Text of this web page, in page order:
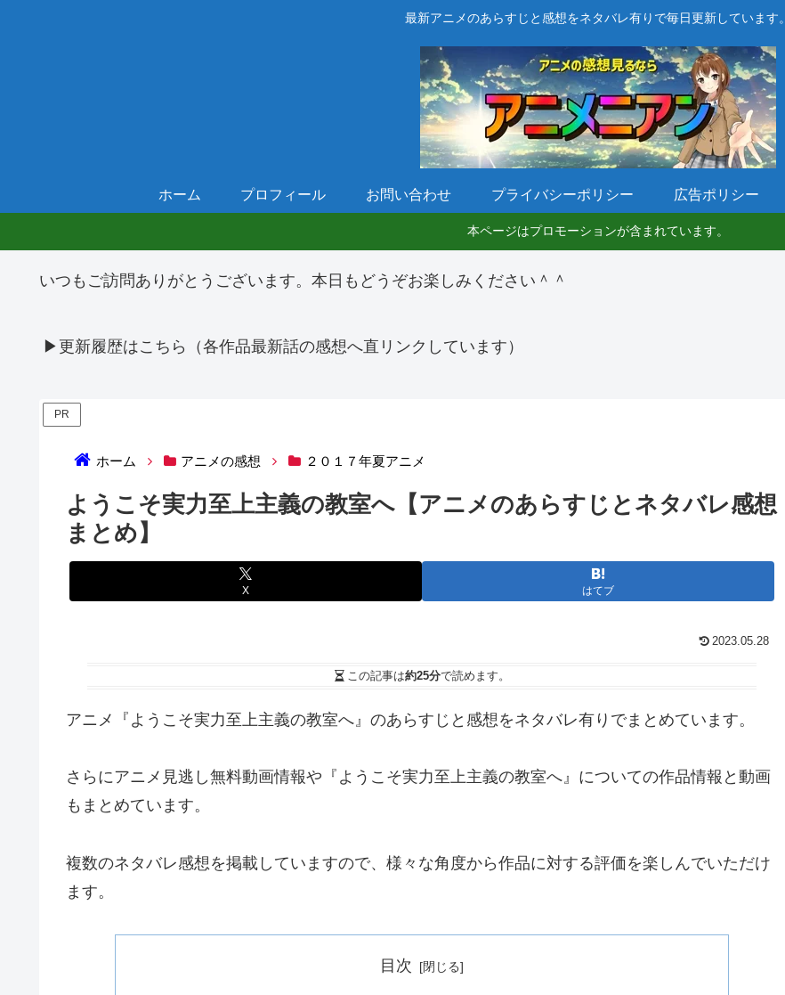
最新アニメのあらすじと感想をネタバレ有りで毎日更新しています。
ホーム プロフィール お問い合わせ プライバシーポリシー 広告ポリシー
本ページはプロモーションが含まれています。
いつもご訪問ありがとうございます。本日もどうぞお楽しみください＾＾
▶更新履歴はこちら（各作品最新話の感想へ直リンクしています）
PR
ホーム アニメの感想 ２０１７年夏アニメ
ようこそ実力至上主義の教室へ【アニメのあらすじとネタバレ感想
まとめ】
X はてブ
2023.05.28
この記事は約25分で読めます。
アニメ『ようこそ実力至上主義の教室へ』のあらすじと感想をネタバレ有りでまとめています。
さらにアニメ見逃し無料動画情報や『ようこそ実力至上主義の教室へ』についての作品情報と動画
もまとめています。
複数のネタバレ感想を掲載していますので、様々な角度から作品に対する評価を楽しんでいただけ
ます。
目次